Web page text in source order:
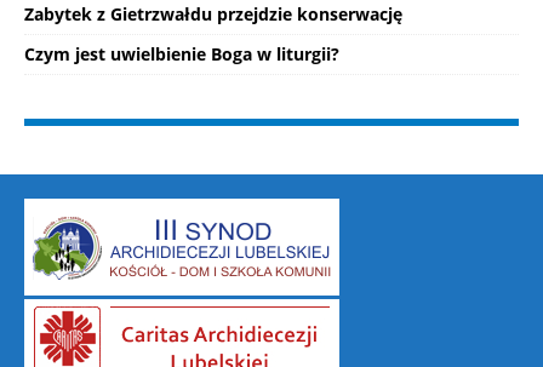
Zabytek z Gietrzwałdu przejdzie konserwację
Czym jest uwielbienie Boga w liturgii?